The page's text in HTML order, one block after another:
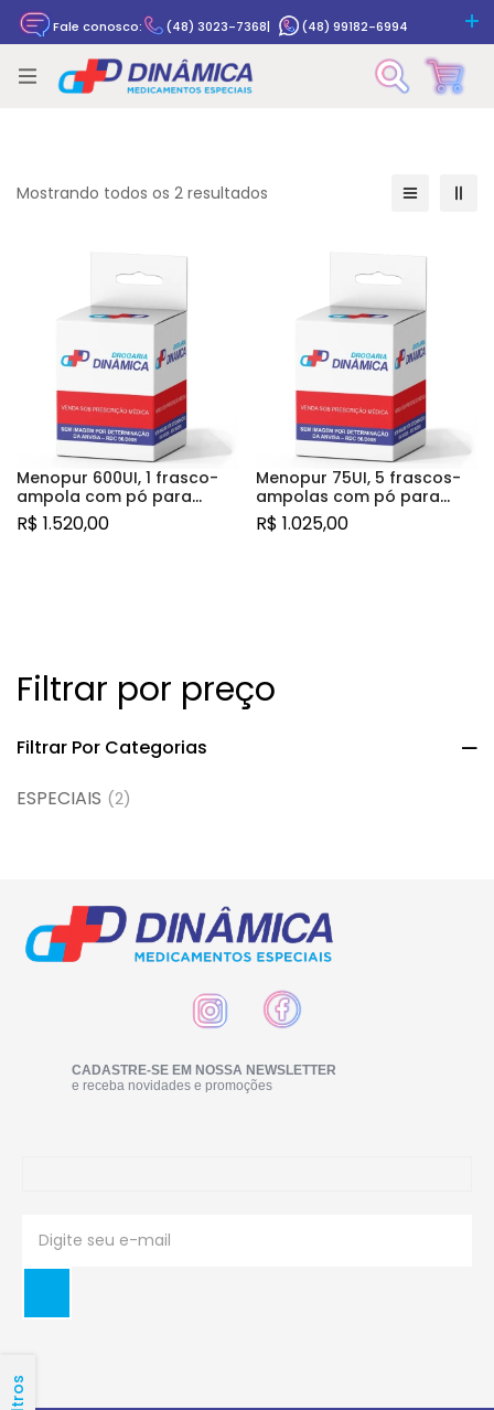
Fale conosco: (48) 3023-7368| (48) 99182-6994
Rastrear pedido
Filtrar por preço
Filtrar Por Categorias
ESPECIAIS (2)
Filtros
Mostrando todos os 2 resultados
Menopur 600UI, 1 frasco-
ampola com pó para
solução de uso
intramuscular + 1 seringa
R$ 1.520,00
Menopur 75UI, 5 frascos-
ampolas com pó para
solução de uso
intramuscular + 5 ampolas
R$ 1.025,00
CADASTRE-SE EM NOSSA NEWSLETTER
e receba novidades e promoções